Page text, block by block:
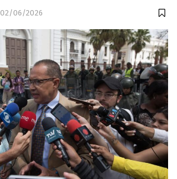
02/06/2026